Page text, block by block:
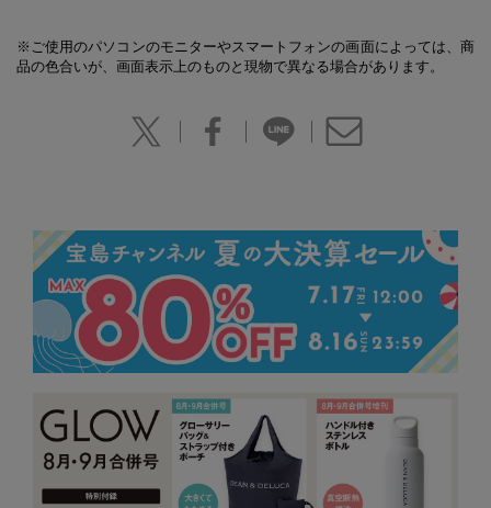
※ご使用のパソコンのモニターやスマートフォンの画面によっては、商
品の色合いが、画面表示上のものと現物で異なる場合があります。